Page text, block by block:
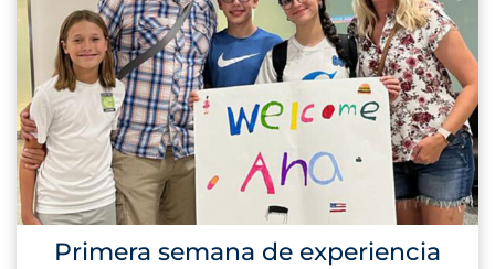
Primera semana de experiencia